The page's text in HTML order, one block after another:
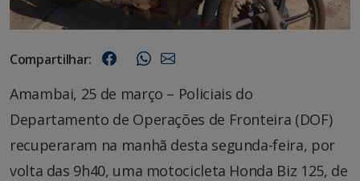
Compartilhar:
Amambai, 25 de março – Policiais do
Departamento de Operações de Fronteira (DOF)
recuperaram na manhã desta segunda-feira, por
volta das 9h40, uma motocicleta Honda Biz 125, de